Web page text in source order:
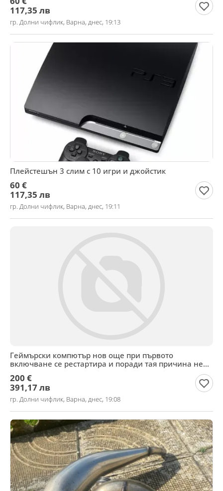
117,35 лв
гр. Долни чифлик, Варна, днес, 19:13
Плейстешън 3 слим с 10 игри и джойстик
60 €
117,35 лв
гр. Долни чифлик, Варна, днес, 19:11
Геймърски компютър нов още при първото
включване се рестартира и поради тая причина не
200 €
391,17 лв
гр. Долни чифлик, Варна, днес, 19:08